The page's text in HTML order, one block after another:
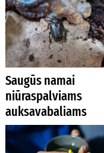
Saugūs namai
niūraspalviams
auksavabaliams